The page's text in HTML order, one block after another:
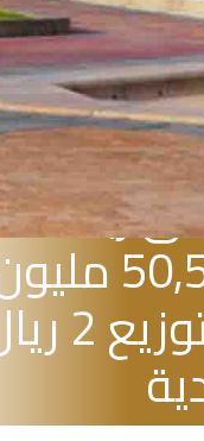
ربحا
مقداره 50,5
وتقوم